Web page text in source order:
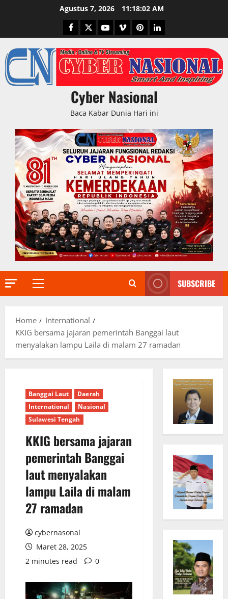
Agustus 7, 2026 11:18:03 AM
Facebook
TwitterYoutubeVimeoPinterestLinkedIn
Cyber Nasional
Baca Kabar Dunia Hari ini
Primary
SUBSCRIBE
Home
International
KKIG bersama jajaran pemerintah Banggai laut
menyalakan lampu Laila di malam 27 ramadan
Banggai Laut
Daerah
International
Nasional
Sulawesi Tengah
KKIG bersama jajaran
pemerintah Banggai
laut menyalakan
lampu Laila di malam
27 ramadan
cybernasonal
Maret 28, 2025
2 minutes read
0